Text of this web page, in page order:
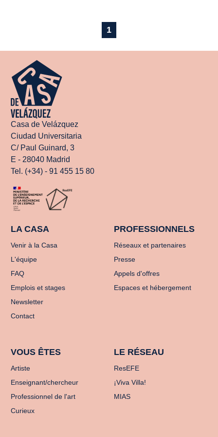
1
Casa de Velázquez
Ciudad Universitaria
C/ Paul Guinard, 3
E - 28040 Madrid
Tel. (+34) - 91 455 15 80
LA CASA
Venir à la Casa
L'équipe
FAQ
Emplois et stages
Newsletter
Contact
PROFESSIONNELS
Réseaux et partenaires
Presse
Appels d'offres
Espaces et hébergement
VOUS ÊTES
Artiste
Enseignant/chercheur
Professionnel de l'art
Curieux
LE RÉSEAU
ResEFE
¡Viva Villa!
MIAS